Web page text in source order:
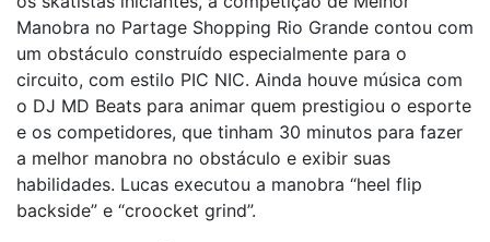
Manobra no Partage Shopping Rio Grande contou com
um obstáculo construído especialmente para o
circuito, com estilo PIC NIC. Ainda houve música com
o DJ MD Beats para animar quem prestigiou o esporte
e os competidores, que tinham 30 minutos para fazer
a melhor manobra no obstáculo e exibir suas
habilidades. Lucas executou a manobra “heel flip
backside” e “croocket grind”.